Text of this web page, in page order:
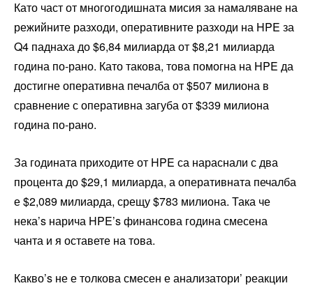
Като част от многогодишната мисия за намаляване на
режийните разходи, оперативните разходи на HPE за
Q4 паднаха до $6,84 милиарда от $8,21 милиарда
година по-рано. Като такова, това помогна на HPE да
достигне оперативна печалба от $507 милиона в
сравнение с оперативна загуба от $339 милиона
година по-рано.
За годината приходите от HPE са нараснали с два
процента до $29,1 милиарда, а оперативната печалба
е $2,089 милиарда, срещу $783 милиона. Така че
нека’s нарича HPE’s финансова година смесена
чанта и я оставете на това.
Какво’s не е толкова смесен е анализатори’ реакции